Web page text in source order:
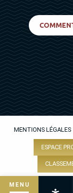
MENU
MENTIONS LÉGALES
ESPACE